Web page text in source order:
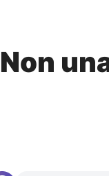
Non